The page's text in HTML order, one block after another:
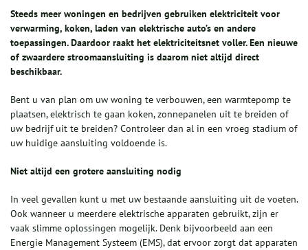
Steeds meer woningen en bedrijven gebruiken elektriciteit voor
verwarming, koken, laden van elektrische auto’s en andere
toepassingen. Daardoor raakt het elektriciteitsnet voller. Een nieuwe
of zwaardere stroomaansluiting is daarom niet altijd direct
beschikbaar.
Bent u van plan om uw woning te verbouwen, een warmtepomp te
plaatsen, elektrisch te gaan koken, zonnepanelen uit te breiden of
uw bedrijf uit te breiden? Controleer dan al in een vroeg stadium of
uw huidige aansluiting voldoende is.
Niet altijd een grotere aansluiting nodig
In veel gevallen kunt u met uw bestaande aansluiting uit de voeten.
Ook wanneer u meerdere elektrische apparaten gebruikt, zijn er
vaak slimme oplossingen mogelijk. Denk bijvoorbeeld aan een
Energie Management Systeem (EMS), dat ervoor zorgt dat apparaten